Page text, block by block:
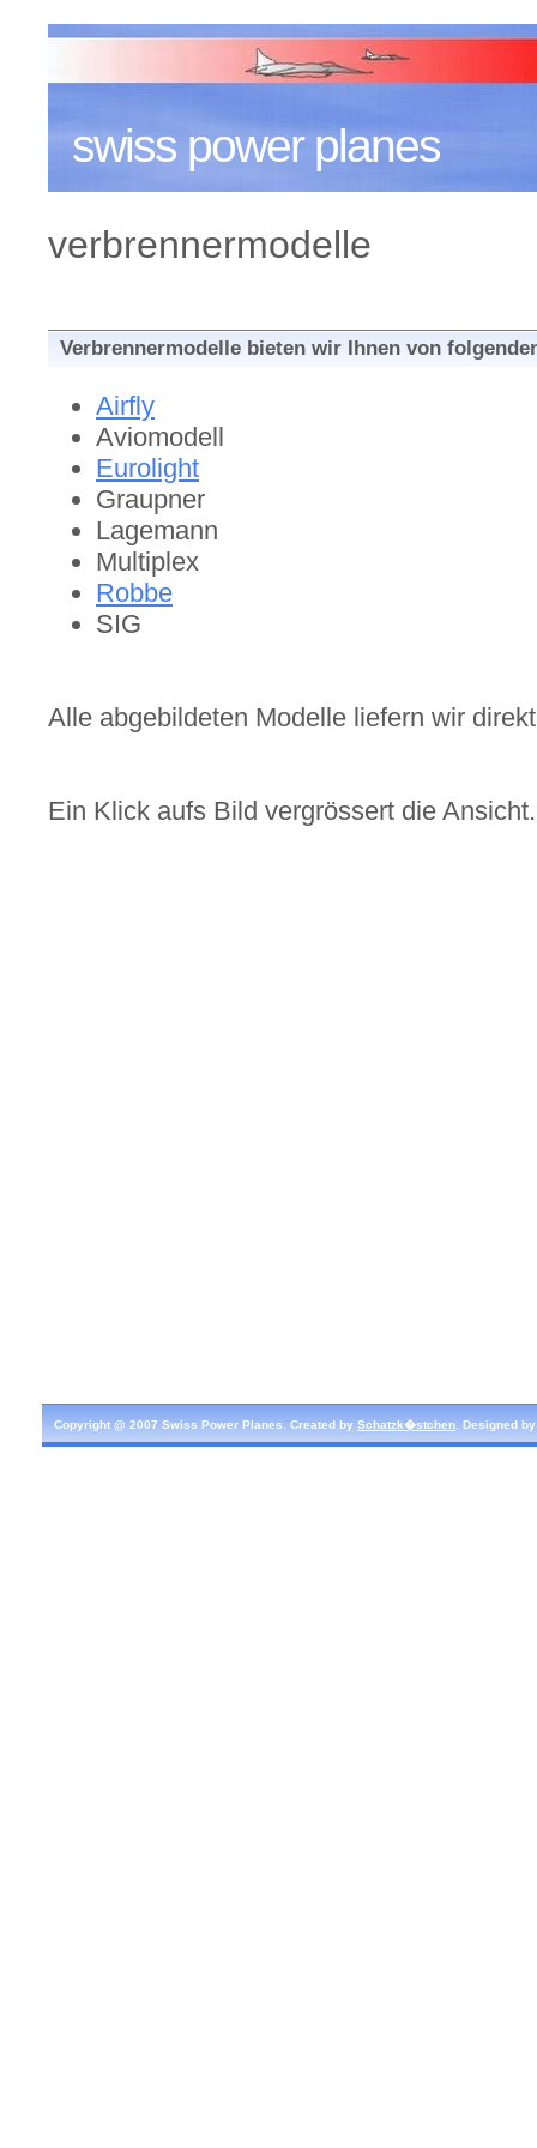
swiss power planes
verbrennermodelle
Verbrennermodelle bieten wir Ihnen von
Airfly
Aviomodell
Eurolight
Graupner
Lagemann
Multiplex
Robbe
SIG
Alle abgebildeten Modelle liefern wir
Ein Klick aufs Bild vergrössert die Ansicht.
Copyright @ 2007 Swiss Power Planes. Created by Schatzk�stchen . Designed